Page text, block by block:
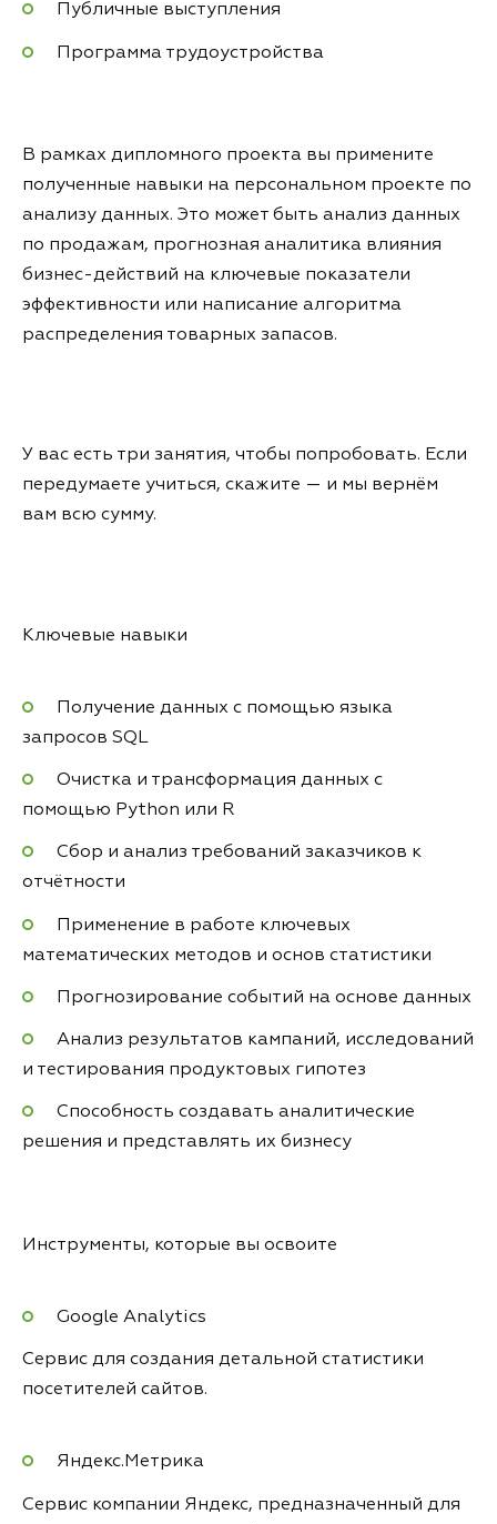
Публичные выступления
Программа трудоустройства
В рамках дипломного проекта вы примените
полученные навыки на персональном проекте по
анализу данных. Это может быть анализ данных
по продажам, прогнозная аналитика влияния
бизнес-действий на ключевые показатели
эффективности или написание алгоритма
распределения товарных запасов.
У вас есть три занятия, чтобы попробовать. Если
передумаете учиться, скажите — и мы вернём
вам всю сумму.
Ключевые навыки
Получение данных с помощью языка
запросов SQL
Очистка и трансформация данных с
помощью Python или R
Сбор и анализ требований заказчиков к
отчётности
Применение в работе ключевых
математических методов и основ статистики
Прогнозирование событий на основе данных
Анализ результатов кампаний, исследований
и тестирования продуктовых гипотез
Способность создавать аналитические
решения и представлять их бизнесу
Инструменты, которые вы освоите
Google Analytics
Сервис для создания детальной статистики
посетителей сайтов.
Яндекс.Метрика
Сервис компании Яндекс, предназначенный для